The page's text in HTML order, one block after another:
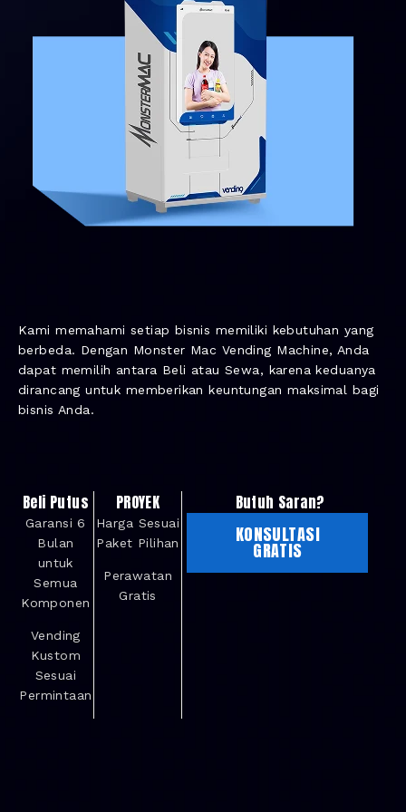
Kami memahami setiap bisnis memiliki kebutuhan yang
berbeda. Dengan Monster Mac Vending Machine, Anda
dapat memilih antara Beli atau Sewa, karena keduanya
dirancang untuk memberikan keuntungan maksimal bagi
bisnis Anda.
Beli Putus
Garansi 6
Bulan
untuk
Semua
Komponen
Vending
Kustom
Sesuai
Permintaan
PROYEK
Harga Sesuai
Paket Pilihan
Perawatan
Gratis
Butuh Saran?
KONSULTASI
GRATIS